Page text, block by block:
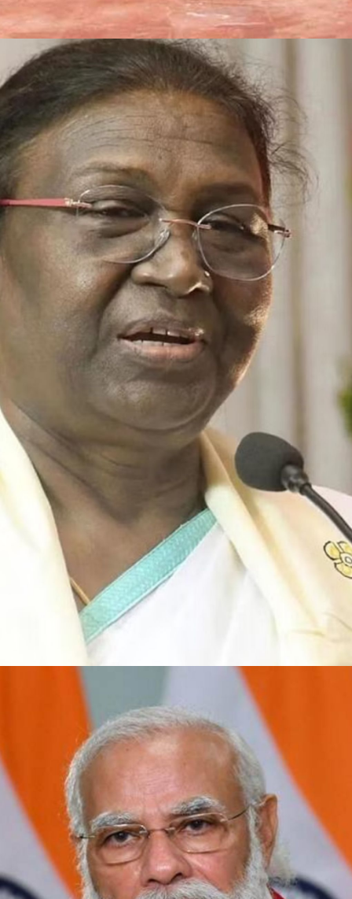
Web Story
राष्ट्रपति द्रौपदी मुर्मू का
अभिभाषण होगा।